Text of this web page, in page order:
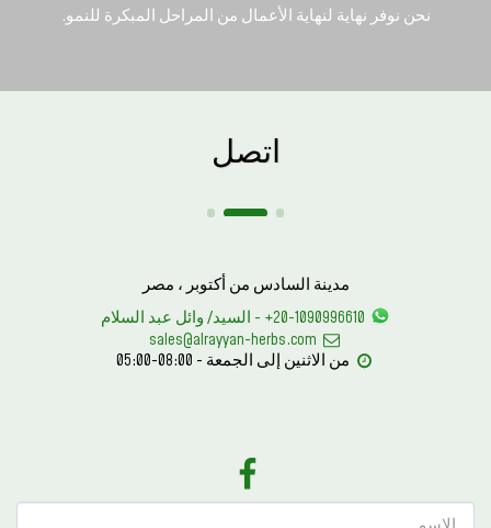
نحن نوفر نهاية لنهاية الأعمال من المراحل المبكرة للنمو.
اتصل
مدينة السادس من أكتوبر ، مصر
+20-1090996610
- السيد/ وائل عبد السلام
sales@alrayyan-herbs.com
من الاثنين إلى الجمعة - 08:00-05:00